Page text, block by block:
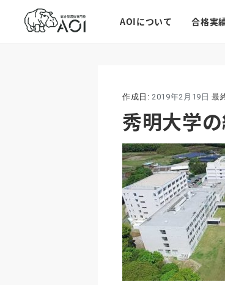
AOIについて 合格実
作成日: 2019年2月19日最
秀明大学